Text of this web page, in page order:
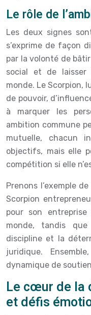
Le rôle de
Les deux signes
s’exprime de façon
par la volonté de
social et de laisser
monde. Le Scorpion,
de pouvoir,
à marquer les
ambition commune
mutuelle, chacun
objectifs, mais elle
compétition si elle
Prenons l’exemple
Scorpion
pour son
monde, tandis
discipline et la
juridique.
dynamique de
Le cœur de la
et défis